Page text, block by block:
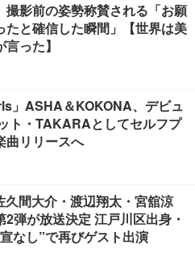
撮影前の姿勢称賛される「お願
たと確信した瞬間」【世界は美
った】
」ASHA＆KOKONA、デビュ
ト・TAKARAとしてセルフプ
曲リリースへ
間大介・渡辺翔太・宮舘涼
2弾が放送決定 江戸川区出身・
なし”で再びゲスト出演